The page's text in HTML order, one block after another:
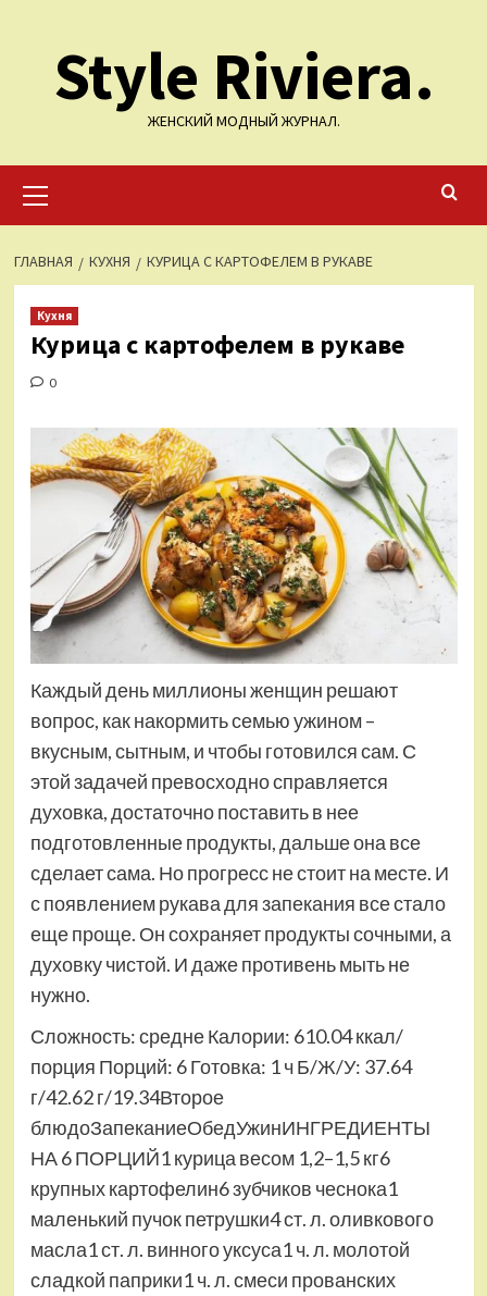
содержимомуStyle Riviera.
ЖЕНСКИЙ МОДНЫЙ ЖУРНАЛ.
меню
ГЛАВНАЯ КУХНЯ КУРИЦА С КАРТОФЕЛЕМ В РУКАВЕ
Кухня
Курица с картофелем в рукаве
0
Каждый день миллионы женщин решают
вопрос, как накормить семью ужином –
вкусным, сытным, и чтобы готовился сам. С
этой задачей превосходно справляется
духовка, достаточно поставить в нее
подготовленные продукты, дальше она все
сделает сама. Но прогресс не стоит на месте. И
с появлением рукава для запекания все стало
еще проще. Он сохраняет продукты сочными, а
духовку чистой. И даже противень мыть не
нужно.
Сложность: средне Калории: 610.04 ккал/
порция Порций: 6 Готовка: 1 ч Б/Ж/У: 37.64
г/42.62 г/19.34Второе
блюдоЗапеканиеОбедУжинИНГРЕДИЕНТЫ
НА 6 ПОРЦИЙ1 курица весом 1,2–1,5 кг6
крупных картофелин6 зубчиков чеснока1
маленький пучок петрушки4 ст. л. оливкового
масла1 ст. л. винного уксуса1 ч. л. молотой
сладкой паприки1 ч. л. смеси прованских